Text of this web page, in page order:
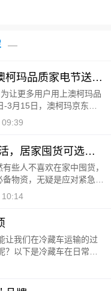
诚信315，澳柯玛品质家电节送福利！
让更多用户用上澳柯玛品
3月15日，澳柯玛京东自
节正式开启，全店产品享
疫情下的生活，居家囤货可选这款澳柯玛冷柜
些人不喜欢在家中囤货，
物资，无疑是应对紧急状
囤了吗？
10:14
让我们在冷藏车运输的过
以下是冷藏车在日常使
藏车厢内应